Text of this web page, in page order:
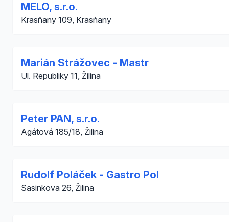
MELO, s.r.o.
Krasňany 109, Krasňany
Marián Strážovec - Mastr
Ul. Republiky 11, Žilina
Peter PAN, s.r.o.
Agátová 185/18, Žilina
Rudolf Poláček - Gastro Pol
Sasinkova 26, Žilina